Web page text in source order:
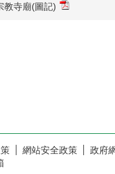
教寺廟(圖記)
網站安全政策
政府